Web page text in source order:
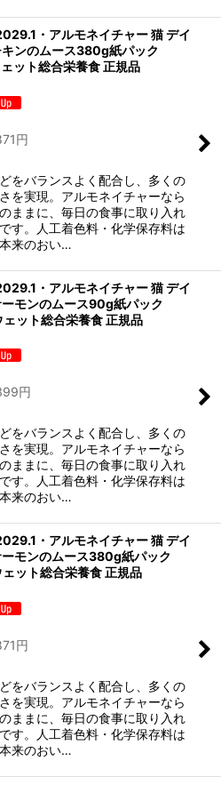
・アルモネイチャー 猫 デイ
キンのムース380g紙パック
ット総合栄養食 正規品
円
をバランスよく配合し、多くの
を実現。アルモネイチャーなら
ままに、毎日の食事に取り入れ
す。人工着色料・化学保存料は
来のおい…
・アルモネイチャー 猫 デイ
ーモンのムース90g紙パック
ット総合栄養食 正規品
円
をバランスよく配合し、多くの
を実現。アルモネイチャーなら
ままに、毎日の食事に取り入れ
す。人工着色料・化学保存料は
来のおい…
・アルモネイチャー 猫 デイ
ーモンのムース380g紙パック
ット総合栄養食 正規品
円
をバランスよく配合し、多くの
を実現。アルモネイチャーなら
ままに、毎日の食事に取り入れ
す。人工着色料・化学保存料は
来のおい…